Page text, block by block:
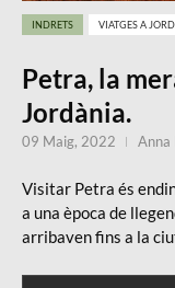
Petra, la
Jordània.
INDRETS VIATGES A
Visitar Petra és
a una època de
arribaven fins a la
09 Maig, 2022 Anna